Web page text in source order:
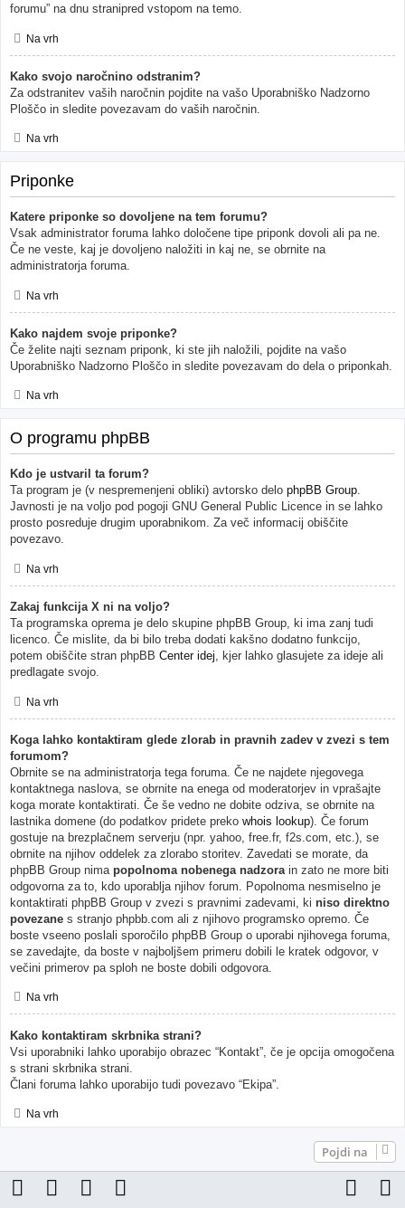
forumu” na dnu stranipred vstopom na temo.
Na vrh
Kako svojo naročnino odstranim?
Za odstranitev vaših naročnin pojdite na vašo Uporabniško Nadzorno
Ploščo in sledite povezavam do vaših naročnin.
Na vrh
Priponke
Katere priponke so dovoljene na tem forumu?
Vsak administrator foruma lahko določene tipe priponk dovoli ali pa ne.
Če ne veste, kaj je dovoljeno naložiti in kaj ne, se obrnite na
administratorja foruma.
Na vrh
Kako najdem svoje priponke?
Če želite najti seznam priponk, ki ste jih naložili, pojdite na vašo
Uporabniško Nadzorno Ploščo in sledite povezavam do dela o priponkah.
Na vrh
O programu phpBB
Kdo je ustvaril ta forum?
Ta program je (v nespremenjeni obliki) avtorsko delo phpBB Group.
Javnosti je na voljo pod pogoji GNU General Public Licence in se lahko
prosto posreduje drugim uporabnikom. Za več informacij obiščite
povezavo.
Na vrh
Zakaj funkcija X ni na voljo?
Ta programska oprema je delo skupine phpBB Group, ki ima zanj tudi
licenco. Če mislite, da bi bilo treba dodati kakšno dodatno funkcijo,
potem obiščite stran phpBB Center idej, kjer lahko glasujete za ideje ali
predlagate svojo.
Na vrh
Koga lahko kontaktiram glede zlorab in pravnih zadev v zvezi s tem
forumom?
Obrnite se na administratorja tega foruma. Če ne najdete njegovega
kontaktnega naslova, se obrnite na enega od moderatorjev in vprašajte
koga morate kontaktirati. Če še vedno ne dobite odziva, se obrnite na
lastnika domene (do podatkov pridete preko whois lookup). Če forum
gostuje na brezplačnem serverju (npr. yahoo, free.fr, f2s.com, etc.), se
obrnite na njihov oddelek za zlorabo storitev. Zavedati se morate, da
phpBB Group nima popolnoma nobenega nadzora in zato ne more biti
odgovorna za to, kdo uporablja njihov forum. Popolnoma nesmiselno je
kontaktirati phpBB Group v zvezi s pravnimi zadevami, ki niso direktno
povezane s stranjo phpbb.com ali z njihovo programsko opremo. Če
boste vseeno poslali sporočilo phpBB Group o uporabi njihovega foruma,
se zavedajte, da boste v najboljšem primeru dobili le kratek odgovor, v
večini primerov pa sploh ne boste dobili odgovora.
Na vrh
Kako kontaktiram skrbnika strani?
Vsi uporabniki lahko uporabijo obrazec “Kontakt”, če je opcija omogočena
s strani skrbnika strani.
Člani foruma lahko uporabijo tudi povezavo “Ekipa”.
Na vrh
Pojdi na